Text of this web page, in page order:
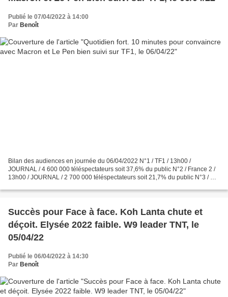
Publié le 07/04/2022 à 14:00
Par Benoît
Bilan des audiences en journée du 06/04/2022 N°1 / TF1 / 13h00 /
JOURNAL / 4 600 000 téléspectateurs soit 37,6% du public N°2 / France 2 /
13h00 / JOURNAL / 2 700 000 téléspectateurs soit 21,7% du public N°3 / M6
Succès pour Face à face. Koh Lanta chute et
déçoit. Elysée 2022 faible. W9 leader TNT, le
05/04/22
Publié le 06/04/2022 à 14:30
Par Benoît